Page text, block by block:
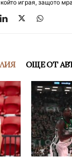
играя, защото
ОЩЕ ОТ